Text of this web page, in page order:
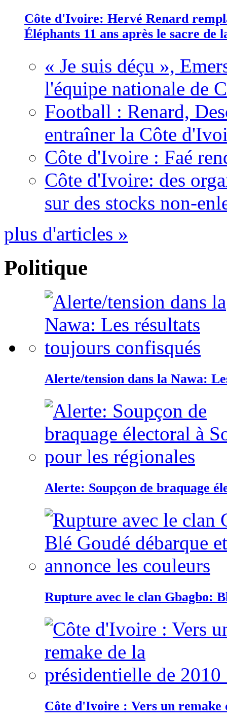
Côte d'Ivoire: Hervé Renard
Éléphants 11 ans après le sacre de
« Je suis déçu »,
l'équipe nationale de
Football : Renard,
entraîner la Côte
Côte d'Ivoire : Faé
Côte d'Ivoire: des
sur des stocks non-
plus d'articles »
Politique
Alerte/tension dans la Nawa:
Alerte: Soupçon de braquage
Rupture avec le clan Gbagbo:
Côte d'Ivoire : Vers un remake